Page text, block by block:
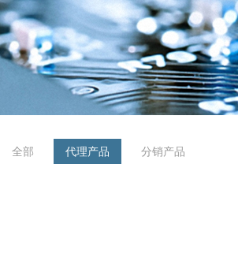
全部 代理产品 分销产品